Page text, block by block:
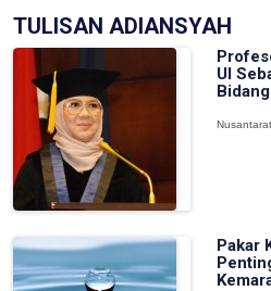
TULISAN ADIANSYAH
UI
Pakar